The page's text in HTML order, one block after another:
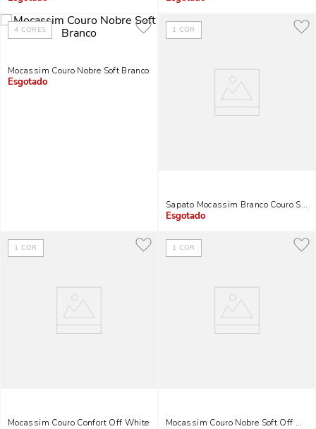
Indisponível Indisponível
4 CORES
Mocassim Couro Nobre Soft Branco
Indisponível
1 COR
Sapato Mocassim Branco Couro
Indisponível
1 COR
Mocassim Couro Confort Off White
1 COR
Mocassim Couro Nobre Soft Off